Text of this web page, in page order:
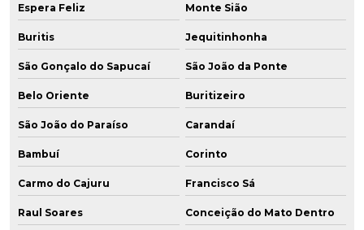
Espera Feliz Monte Sião
Buritis Jequitinhonha
São Gonçalo do Sapucaí São João da Ponte
Belo Oriente Buritizeiro
São João do Paraíso Carandaí
Bambuí Corinto
Carmo do Cajuru Francisco Sá
Raul Soares Conceição do Mato Dentro